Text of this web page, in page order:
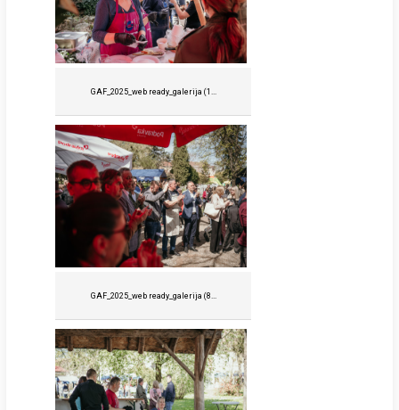
GAF_2025_web ready_galerija (1...
GAF_2025_web ready_galerija (8...